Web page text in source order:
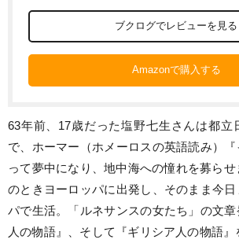
ブクログでレビューを見る
Amazonで購入する
63年前、17歳だった塩野七生さんは都立
で、ホーマー（ホメーロスの英語読み）
って夢中になり、地中海への憧れを募ら
のときヨーロッパに出発し、そのまま今
パで生活。「ルネサンスの女たち」の文
人の物語』、そして『ギリシア人の物語